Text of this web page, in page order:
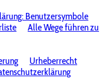
Benutzersymbole
Alle Wege führen zu
Urheberrecht